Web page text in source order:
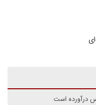
درآورده است